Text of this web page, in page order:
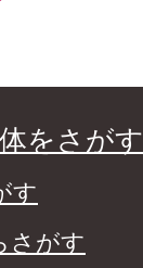
をさがす
す
さがす